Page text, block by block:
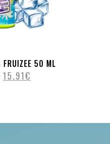
FRUIZEE 50 ML
15.91€